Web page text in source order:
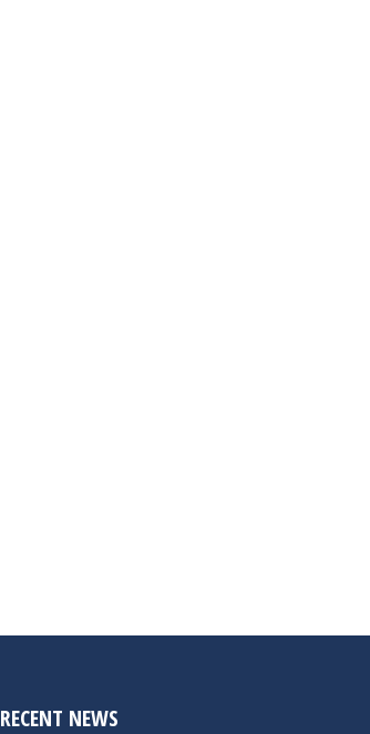
RECENT NEWS